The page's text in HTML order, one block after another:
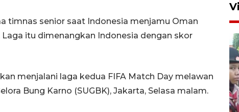
timnas senior saat Indonesia menjamu Oman
Laga itu dimenangkan Indonesia dengan skor
menjalani laga kedua FIFA Match Day melawan
Bung Karno (SUGBK), Jakarta, Selasa malam.